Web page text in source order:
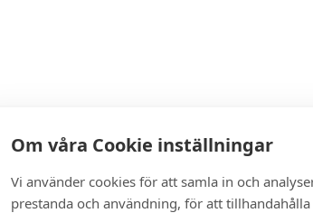
Om våra Cookie inställningar
Vi använder cookies för att samla in och
prestanda och användning, för att